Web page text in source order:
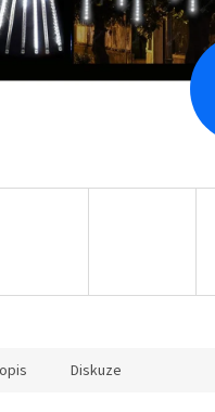
Diskuze